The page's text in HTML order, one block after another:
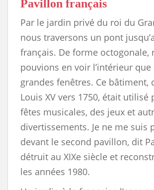
Pavillon français
Par le jardin privé du roi du
nous traversons un pont
français. De forme octogonale,
pouvions en voir l’intérieur que
grandes fenêtres. Ce bâtiment,
Louis XV vers 1750, était utilisé
fêtes musicales, des jeux et
divertissements. Je ne me suis
devant le second pavillon, dit
détruit au XIXe siècle et
les années 1980.